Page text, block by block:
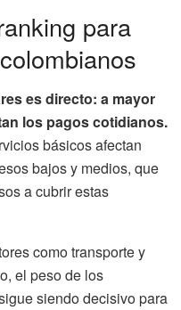
para
es directo: a mayor
los pagos cotidianos.
básicos afectan
bajos y medios, que
a cubrir estas
como transporte y
el peso de los
siendo decisivo para